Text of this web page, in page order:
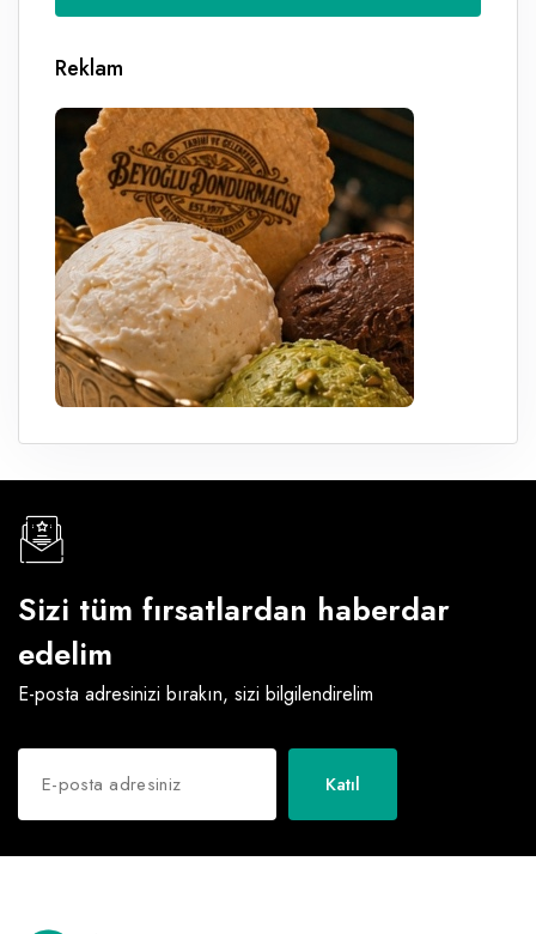
Reklam
Sizi tüm fırsatlardan haberdar
edelim
E-posta adresinizi bırakın, sizi bilgilendirelim
Katıl